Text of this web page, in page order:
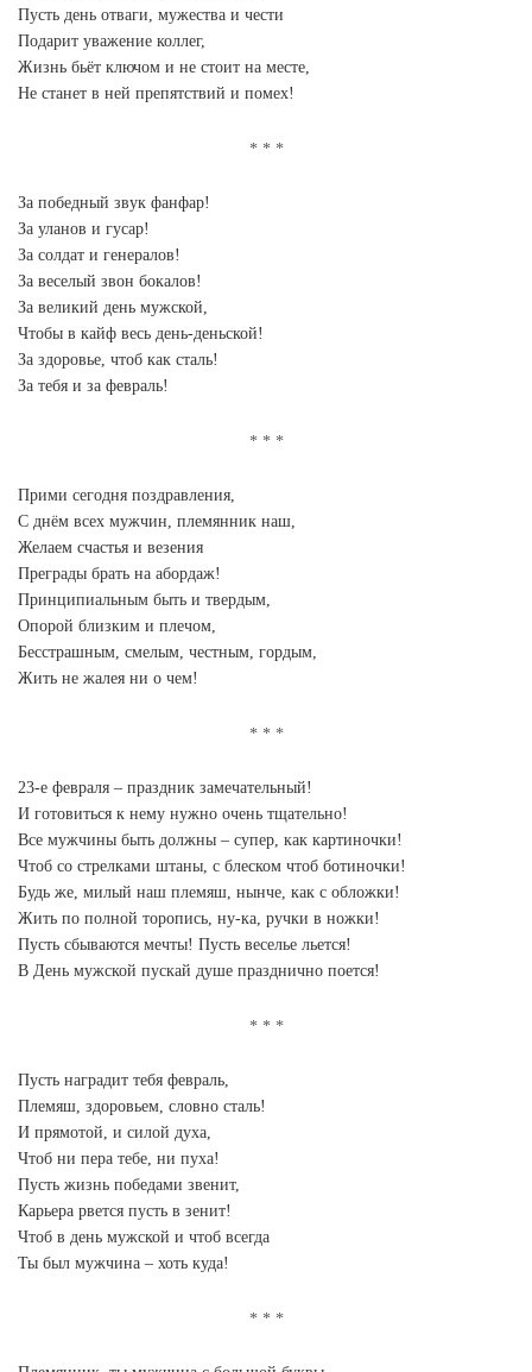
Пусть день отваги, мужества и чести
Подарит уважение коллег,
Жизнь бьёт ключом и не стоит на месте,
Не станет в ней препятствий и помех!
За победный звук фанфар!
За уланов и гусар!
За солдат и генералов!
За веселый звон бокалов!
За великий день мужской,
Чтобы в кайф весь день-деньской!
За здоровье, чтоб как сталь!
За тебя и за февраль!
Прими сегодня поздравления,
С днём всех мужчин, племянник наш,
Желаем счастья и везения
Преграды брать на абордаж!
Принципиальным быть и твердым,
Опорой близким и плечом,
Бесстрашным, смелым, честным, гордым,
Жить не жалея ни о чем!
23-е февраля – праздник замечательный!
И готовиться к нему нужно очень тщательно!
Все мужчины быть должны – супер, как картиночки!
Чтоб со стрелками штаны, с блеском чтоб ботиночки!
Будь же, милый наш племяш, нынче, как с обложки!
Жить по полной торопись, ну-ка, ручки в ножки!
Пусть сбываются мечты! Пусть веселье льется!
В День мужской пускай душе празднично поется!
Пусть наградит тебя февраль,
Племяш, здоровьем, словно сталь!
И прямотой, и силой духа,
Чтоб ни пера тебе, ни пуха!
Пусть жизнь победами звенит,
Карьера рвется пусть в зенит!
Чтоб в день мужской и чтоб всегда
Ты был мужчина – хоть куда!